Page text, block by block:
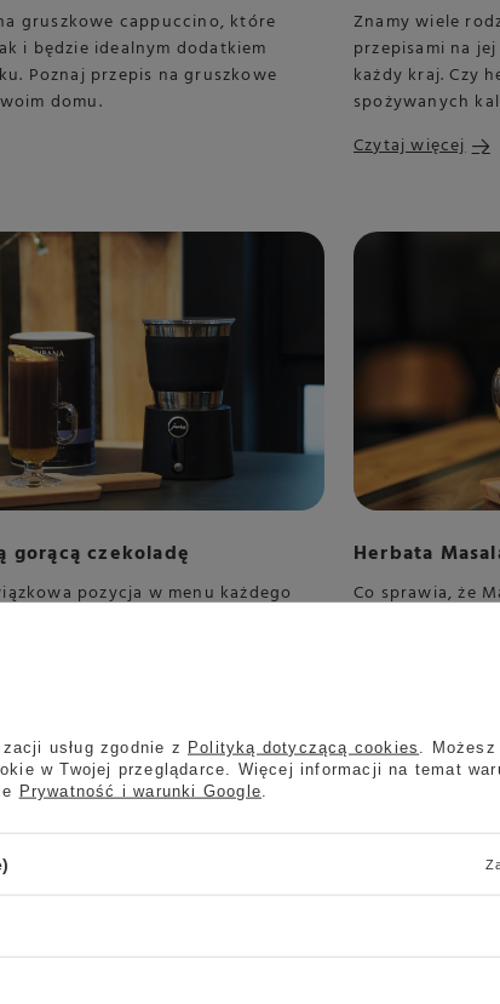
gruszkowe cappuccino, które
i będzie idealnym dodatkiem
Poznaj przepis na gruszkowe
domu.
Znamy wiele
przepisami na
każdy kraj. Czy
spożywanych
Czytaj więcej
gorącą czekoladę
pozycja w menu każdego
która rozpala nasze zmysły i
długich, zimowych wieczorów.
Herbata
Co sprawia, że
To przede
wiązanki
anyż,
Czytaj więcej
usług zgodnie z Polityką dotyczącą cookies
.
w Twojej przeglądarce. Więcej informacji na temat
Prywatność i warunki Google